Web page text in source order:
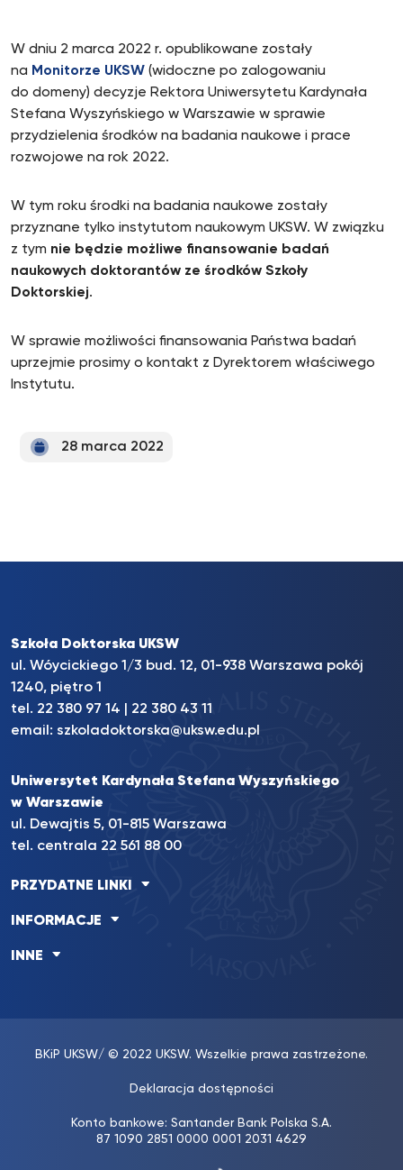
W dniu 2 marca 2022 r. opublikowane zostały
na Monitorze UKSW (widoczne po zalogowaniu
do domeny) decyzje Rektora Uniwersytetu Kardynała
Stefana Wyszyńskiego w Warszawie w sprawie
przydzielenia środków na badania naukowe i prace
rozwojowe na rok 2022.
W tym roku środki na badania naukowe zostały
przyznane tylko instytutom naukowym UKSW. W związku
z tym nie będzie możliwe finansowanie badań
naukowych doktorantów ze środków Szkoły
Doktorskiej.
W sprawie możliwości finansowania Państwa badań
uprzejmie prosimy o kontakt z Dyrektorem właściwego
Instytutu.
28 marca 2022
Szkoła Doktorska UKSW
ul. Wóycickiego 1/3 bud. 12, 01-938 Warszawa pokój
1240, piętro 1
tel. 22 380 97 14
22 380 43 11
email: szkoladoktorska@uksw.edu.pl
Uniwersytet Kardynała Stefana Wyszyńskiego
w Warszawie
ul. Dewajtis 5, 01-815 Warszawa
tel. centrala 22 561 88 00
PRZYDATNE LINKI
INFORMACJE
INNE
BKiP UKSW/ © 2022 UKSW. Wszelkie prawa zastrzeżone.
Deklaracja dostępności
Konto bankowe: Santander Bank Polska S.A.
87 1090 2851 0000 0001 2031 4629